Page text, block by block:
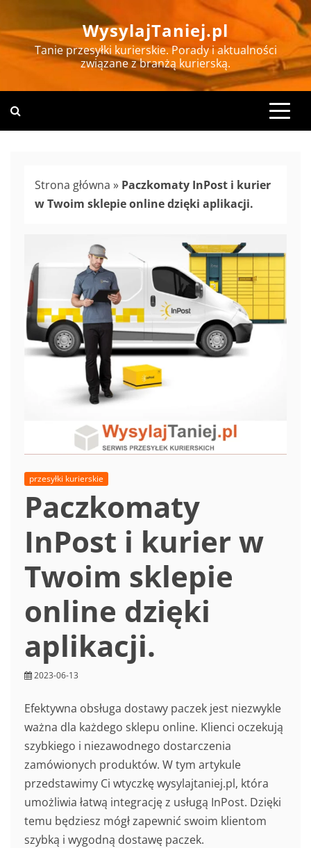
to
content
WysylajTaniej.pl
Tanie przesyłki kurierskie. Porady i aktualności
związane z branżą kurierską.
Strona główna » Paczkomaty InPost i kurier
w Twoim sklepie online dzięki aplikacji.
przesyłki kurierskie
Paczkomaty
InPost i kurier w
Twoim sklepie
online dzięki
aplikacji.
2023-06-13
Efektywna obsługa dostawy paczek jest niezwykle
ważna dla każdego sklepu online. Klienci oczekują
szybkiego i niezawodnego dostarczenia
zamówionych produktów. W tym artykule
przedstawimy Ci wtyczkę wysylajtaniej.pl, która
umożliwia łatwą integrację z usługą InPost. Dzięki
temu będziesz mógł zapewnić swoim klientom
szybką i wygodną dostawę paczek.